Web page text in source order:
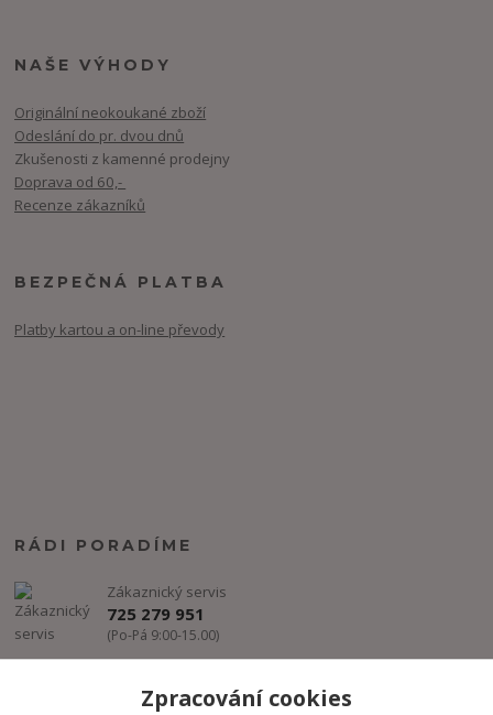
NAŠE VÝHODY
Originální neokoukané zboží
Odeslání do pr. dvou dnů
Zkušenosti z kamenné prodejny
Doprava od 60,-
Recenze zákazníků
BEZPEČNÁ PLATBA
Platby kartou a on-line převody
RÁDI PORADÍME
Zákaznický servis
725 279 951
(Po-Pá 9:00-15.00)
Zpracování cookies